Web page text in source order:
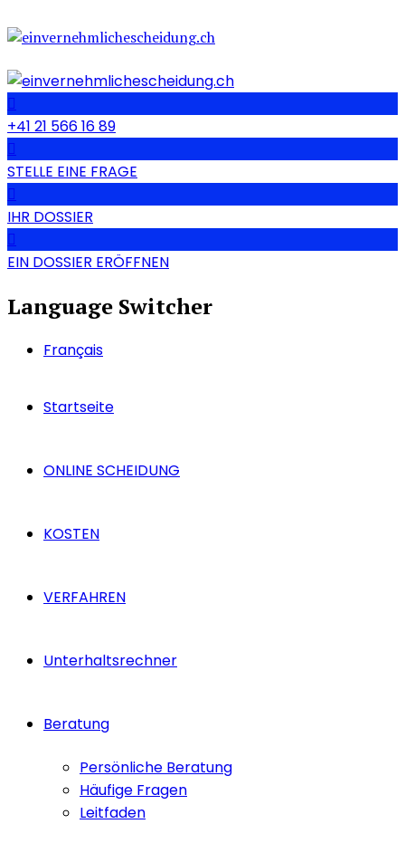
+41 21 566 16 89
STELLE EINE FRAGE
IHR DOSSIER
EIN DOSSIER ERÖFFNEN
Language Switcher
Français
Startseite
ONLINE SCHEIDUNG
KOSTEN
VERFAHREN
Unterhaltsrechner
Beratung
Persönliche Beratung
Häufige Fragen
Leitfaden